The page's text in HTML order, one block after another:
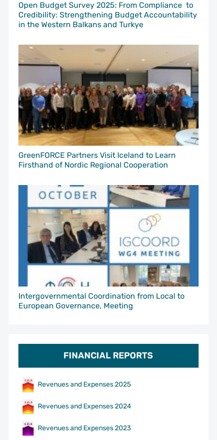
Open Budget Survey 2025: From Compliance to
Credibility: Strengthening Budget Accountability
in the Western Balkans and Turkye
GreenFORCE Partners Visit Iceland to Learn
Firsthand of Nordic Regional Cooperation
Intergovernmental Coordination from Local to
European Governance, Meeting
FINANCIAL REPORTS
Revenues and Expenses 2025
Revenues and Expenses 2024
Revenues and Expenses 2023